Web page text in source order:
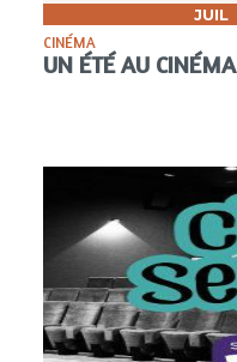
JUIL
CINÉMA
UN ÉTÉ AU CINÉMA